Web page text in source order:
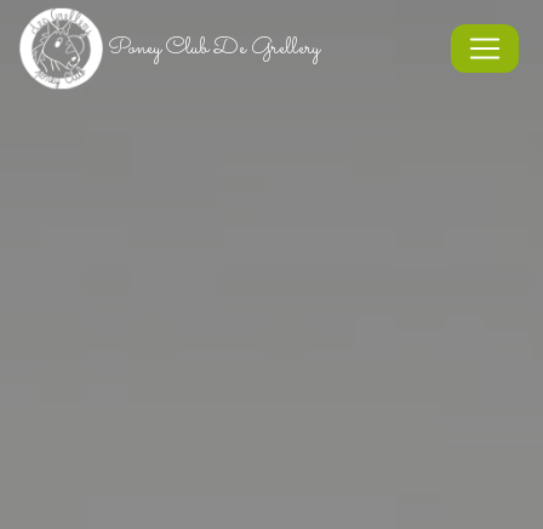
Poney Club De Grellery
Panneau de gestion des cookies